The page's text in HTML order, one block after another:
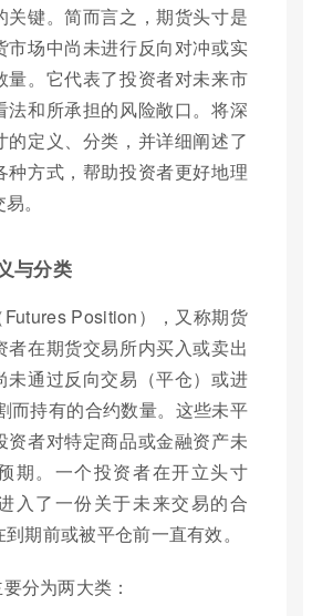
关键。简而言之，期货头寸是
市场中尚未进行反向对冲或实
量。它代表了投资者对未来市
法和所承担的风险敞口。将深
的定义、分类，并详细阐述了
种方式，帮助投资者更好地理
。
与分类
Position），又称期货
者在期货交易所内买入或卖出
未通过反向交易（平仓）或进
而持有的合约数量。这些未平
资者对特定商品或金融资产未
期。一个投资者在开立头寸
入了一份关于未来交易的合
期前或被平仓前一直有效。
分为两大类：